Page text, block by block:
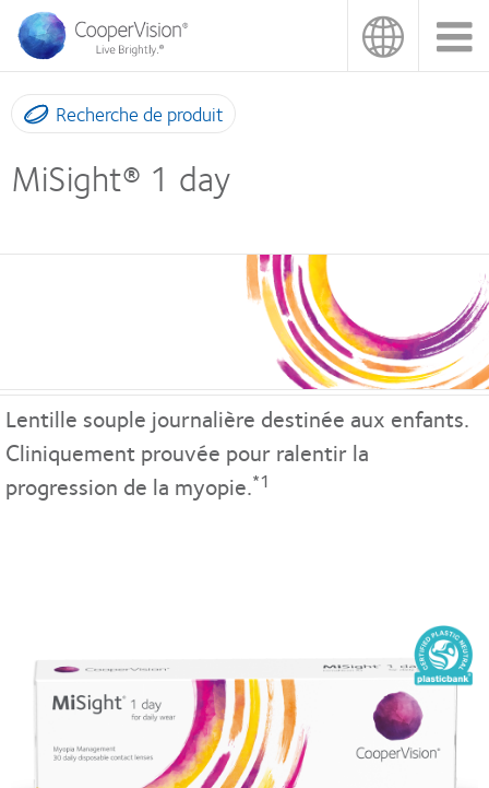
contenu
principal
Recherche de produit
MiSight® 1 day
Lentille souple journalière destinée aux enfants.
Cliniquement prouvée pour ralentir la
progression de la myopie.*1